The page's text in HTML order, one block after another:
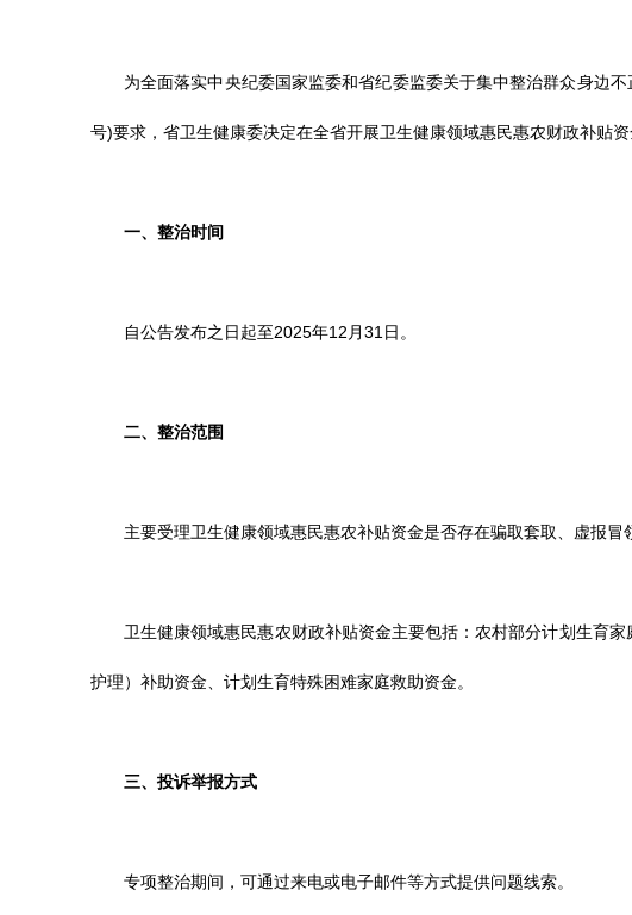
为全面落实中央纪委国家监委和省纪委监委关于集中整治群众身边
号)要求，省卫生健康委决定在全省开展卫生健康领域惠民惠农财政补贴
一、整治时间
自公告发布之日起至2025年12月31日。
二、整治范围
主要受理卫生健康领域惠民惠农补贴资金是否存在骗取套取、虚报
卫生健康领域惠民惠农财政补贴资金主要包括：农村部分计划生育
护理）补助资金、计划生育特殊困难家庭救助资金。
三、投诉举报方式
专项整治期间，可通过来电或电子邮件等方式提供问题线索。